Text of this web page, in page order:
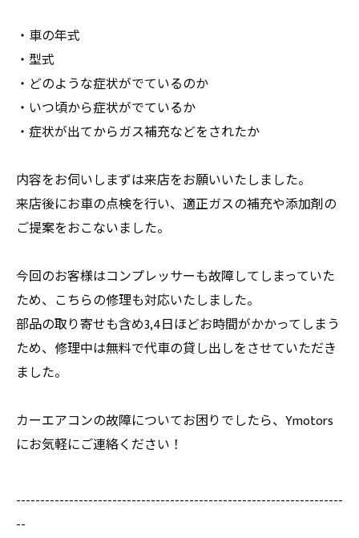
・車の年式
・型式
・どのような症状がでているのか
・いつ頃から症状がでているか
・症状が出てからガス補充などをされたか
内容をお伺いしまずは来店をお願いいたしました。
来店後にお車の点検を行い、適正ガスの補充や添加剤の
ご提案をおこないました。
今回のお客様はコンプレッサーも故障してしまっていた
ため、こちらの修理も対応いたしました。
部品の取り寄せも含め3,4日ほどお時間がかかってしまう
ため、修理中は無料で代車の貸し出しをさせていただき
ました。
カーエアコンの故障についてお困りでしたら、Ymotors
にお気軽にご連絡ください！
--------------------------------------------------------------------
--